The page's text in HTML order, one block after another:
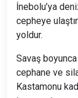
İnebolu’ya
cepheye
yoldur.
Savaş
cephane ve
Kastamonu